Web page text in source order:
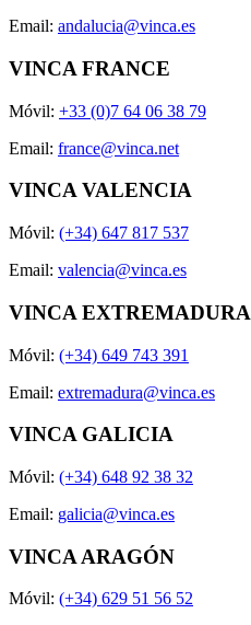
Email: andalucia@vinca.es
VINCA FRANCE
Móvil: +33 (0)7 64 06 38 79
Email: france@vinca.net
VINCA VALENCIA
Móvil: (+34) 647 817 537
Email: valencia@vinca.es
VINCA EXTREMADURA
Móvil: (+34) 649 743 391
Email: extremadura@vinca.es
VINCA GALICIA
Móvil: (+34) 648 92 38 32
Email: galicia@vinca.es
VINCA ARAGÓN
Móvil: (+34) 629 51 56 52